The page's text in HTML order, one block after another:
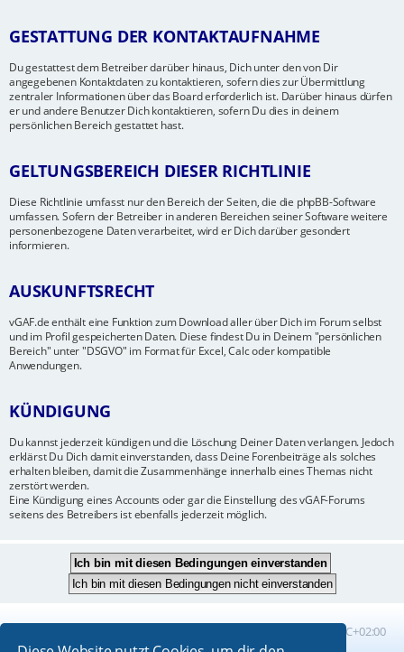
GESTATTUNG DER KONTAKTAUFNAHME
Du gestattest dem Betreiber darüber hinaus, Dich unter den von Dir
angegebenen Kontaktdaten zu kontaktieren, sofern dies zur Übermittlung
zentraler Informationen über das Board erforderlich ist. Darüber hinaus dürfen
er und andere Benutzer Dich kontaktieren, sofern Du dies in deinem
persönlichen Bereich gestattet hast.
GELTUNGSBEREICH DIESER RICHTLINIE
Diese Richtlinie umfasst nur den Bereich der Seiten, die die phpBB-Software
umfassen. Sofern der Betreiber in anderen Bereichen seiner Software weitere
personenbezogene Daten verarbeitet, wird er Dich darüber gesondert
informieren.
AUSKUNFTSRECHT
vGAF.de enthält eine Funktion zum Download aller über Dich im Forum selbst
und im Profil gespeicherten Daten. Diese findest Du in Deinem "persönlichen
Bereich" unter "DSGVO" im Format für Excel, Calc oder kompatible
Anwendungen.
KÜNDIGUNG
Du kannst jederzeit kündigen und die Löschung Deiner Daten verlangen. Jedoch
erklärst Du Dich damit einverstanden, dass Deine Forenbeiträge als solches
erhalten bleiben, damit die Zusammenhänge innerhalb eines Themas nicht
zerstört werden.
Eine Kündigung eines Accounts oder gar die Einstellung des vGAF-Forums
seitens des Betreibers ist ebenfalls jederzeit möglich.
UTC+02:00